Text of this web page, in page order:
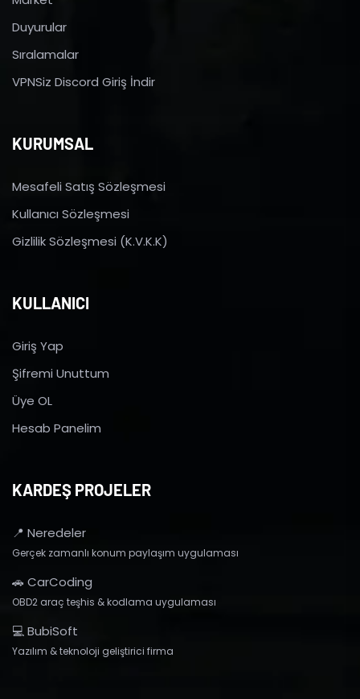
Duyurular
Sıralamalar
VPNSiz Discord Giriş İndir
KURUMSAL
Mesafeli Satış Sözleşmesi
Kullanıcı Sözleşmesi
Gizlilik Sözleşmesi (K.V.K.K)
KULLANICI
Giriş Yap
Şifremi Unuttum
Üye OL
Hesab Panelim
KARDEŞ PROJELER
📍 Neredeler
Gerçek zamanlı konum paylaşım uygulaması
🚗 CarCoding
OBD2 araç teşhis & kodlama uygulaması
💻 BubiSoft
Yazılım & teknoloji geliştirici firma